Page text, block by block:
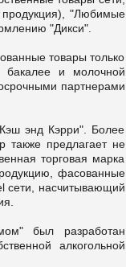
"Любимые
"Дикси".
товары только
бакалее и молочной
партнерами
энд Кэрри". Более
также предлагает не
торговая марка
фасованные
сети, насчитывающий
был разработан
алкогольной